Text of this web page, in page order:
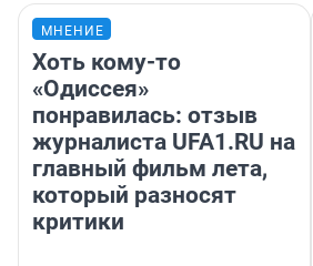
МНЕНИЕ
Хоть кому-то
«Одиссея»
понравилась: отзыв
журналиста UFA1.RU на
главный фильм лета,
который разносят
критики